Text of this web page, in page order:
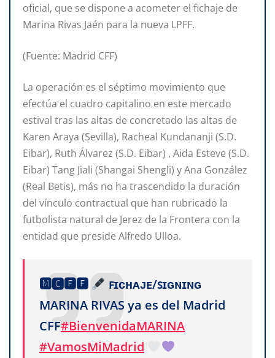
oficial, que se dispone a acometer el fichaje de
Marina Rivas Jaén para la nueva LPFF.
(Fuente: Madrid CFF)
La operación es el séptimo movimiento que
efectúa el cuadro capitalino en este mercado
estival tras las altas de concretado las altas de
Karen Araya (Sevilla), Racheal Kundananji (S.D.
Eibar), Ruth Álvarez (S.D. Eibar) , Aida Esteve (S.D.
Eibar) Tang Jiali (Shangai Shengli) y Ana González
(Real Betis), más no ha trascendido la duración
del vínculo contractual que han rubricado la
futbolista natural de Jerez de la Frontera con la
entidad que preside Alfredo Ulloa.
🅼🅲🅵🅵
ꜰɪᴄʜᴀᴊᴇ/ꜱɪɢɴɪɴɢ
MARINA RIVAS ya es del Madrid
CFF#BienvenidaMARINA
#VamosMiMadrid